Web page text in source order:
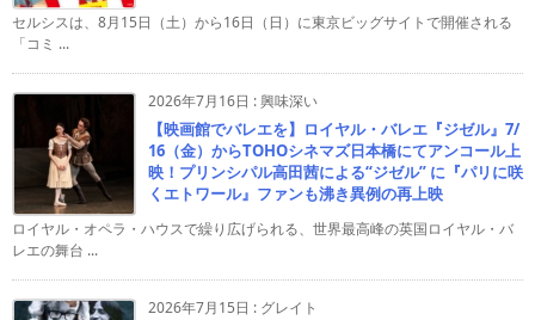
セルシスは、8月15日（土）から16日（日）に東京ビッグサイトで開催される
「コミ ...
2026年7月16日 :興味深い
【映画館でバレエを】ロイヤル・バレエ『ジゼル』7/
16（金）からTOHOシネマズ日本橋にてアンコール上
映！プリンシパル高田茜による“ジゼル” に『パリに咲
くエトワール』ファンも沸き異例の再上映
ロイヤル・オペラ・ハウスで繰り広げられる、世界最高峰の英国ロイヤル・バ
レエの舞台 ...
2026年7月15日 : グレイト